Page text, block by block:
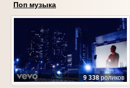
Поп музыка
9 338 роликов